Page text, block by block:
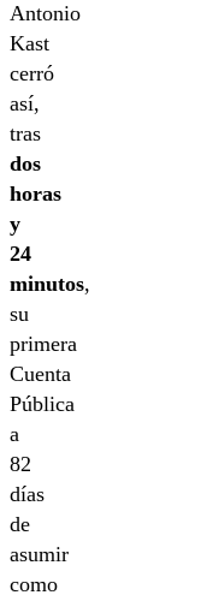
Antonio
Kast
cerró
así,
tras
dos
horas
y
24
minutos,
su
primera
Cuenta
Pública
a
82
días
de
asumir
como